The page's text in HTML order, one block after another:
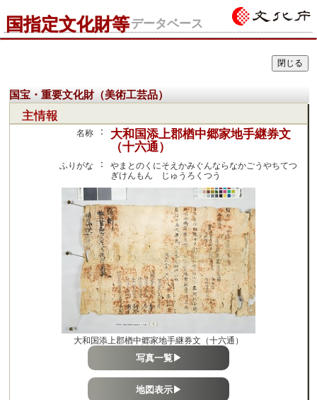
国指定文化財等データベース
国宝・重要文化財（美術工芸品）
主情報
名称 ：
大和国添上郡楢中郷家地手継券文
（十六通）
ふりがな ：
やまとのくにそえかみぐんならなかごうやちてつ
ぎけんもん じゅうろくつう
大和国添上郡楢中郷家地手継券文（十六通）
写真一覧▶
地図表示▶